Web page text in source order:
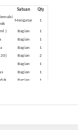
Satuan Qty
Mengatur 1
） Bagian
1
Bagian
1
Bagian
1
20） Bagian
2
Bagian
1
Bagian
1
Bagian 1